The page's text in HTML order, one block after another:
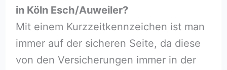
in Köln Esch/Auweiler?
Mit einem Kurzzeitkennzeichen ist man
immer auf der sicheren Seite, da diese
von den Versicherungen immer in der